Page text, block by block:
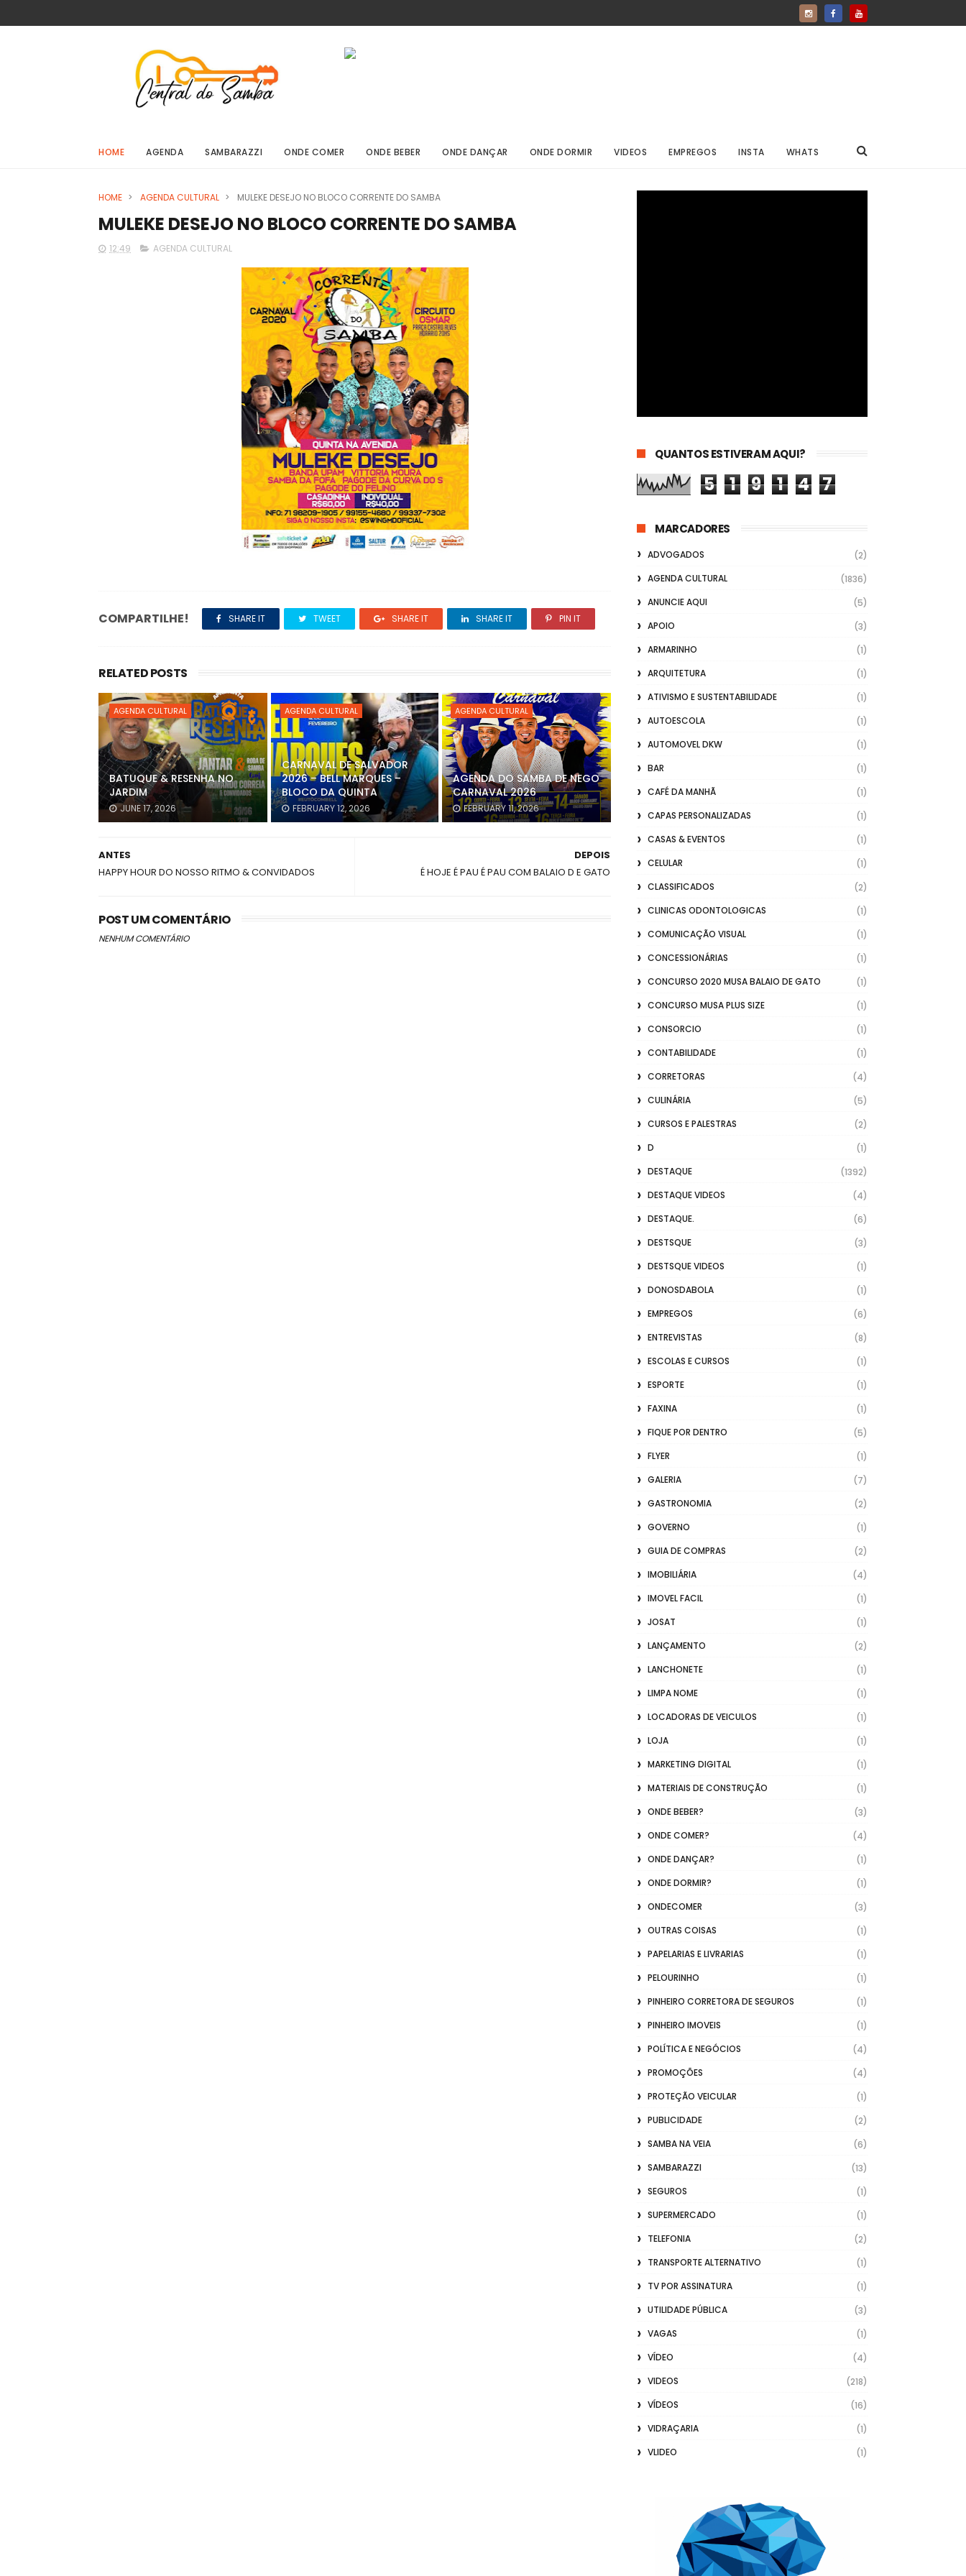
HOME AGENDA SAMBARAZZI ONDE COMER ONDE BEBER ONDE DANÇAR ONDE DORMIR VIDEOS EMPREGOS INSTA WHATS
HOME > AGENDA CULTURAL > MULEKE DESEJO NO BLOCO CORRENTE DO SAMBA
MULEKE DESEJO NO BLOCO CORRENTE DO SAMBA
12:49 AGENDA CULTURAL
COMPARTILHE! SHARE IT TWEET SHARE IT SHARE IT PIN IT
RELATED POSTS
AGENDA CULTURAL
BATUQUE & RESENHA NO
JARDIM
JUNE 17, 2026
AGENDA CULTURAL
CARNAVAL DE SALVADOR
2026 – BELL MARQUES –
BLOCO DA QUINTA
FEBRUARY 12, 2026
AGENDA CULTURAL
AGENDA DO SAMBA DE NEGO
CARNAVAL 2026
FEBRUARY 11, 2026
DEPOIS
É HOJE É PAU É PAU COM BALAIO D E GATO
ANTES
HAPPY HOUR DO NOSSO RITMO & CONVIDADOS
POST UM COMENTÁRIO
NENHUM COMENTÁRIO
QUANTOS ESTIVERAM AQUI?
5 1 9 1 4 7
MARCADORES
ADVOGADOS
(2)
AGENDA CULTURAL
(1836)
ANUNCIE AQUI
(5)
APOIO
(3)
ARMARINHO
(1)
ARQUITETURA
(1)
ATIVISMO E SUSTENTABILIDADE
(1)
AUTOESCOLA
(1)
AUTOMOVEL DKW
(1)
BAR
(1)
CAFÉ DA MANHÃ
(1)
CAPAS PERSONALIZADAS
(1)
CASAS & EVENTOS
(1)
CELULAR
(1)
CLASSIFICADOS
(2)
CLINICAS ODONTOLOGICAS
(1)
COMUNICAÇÃO VISUAL
(1)
CONCESSIONÁRIAS
(1)
CONCURSO 2020 MUSA BALAIO DE GATO
(1)
CONCURSO MUSA PLUS SIZE
(1)
CONSORCIO
(1)
CONTABILIDADE
(1)
CORRETORAS
(4)
CULINÁRIA
(5)
CURSOS E PALESTRAS
(2)
D
(1)
DESTAQUE
(1392)
DESTAQUE VIDEOS
(4)
DESTAQUE.
(6)
DESTSQUE
(3)
DESTSQUE VIDEOS
(1)
DONOSDABOLA
(1)
EMPREGOS
(6)
ENTREVISTAS
(8)
ESCOLAS E CURSOS
(1)
ESPORTE
(1)
FAXINA
(1)
FIQUE POR DENTRO
(5)
FLYER
(1)
GALERIA
(7)
GASTRONOMIA
(2)
GOVERNO
(1)
GUIA DE COMPRAS
(2)
IMOBILIÁRIA
(4)
IMOVEL FACIL
(1)
JOSAT
(1)
LANÇAMENTO
(2)
LANCHONETE
(1)
LIMPA NOME
(1)
LOCADORAS DE VEICULOS
(1)
LOJA
(1)
MARKETING DIGITAL
(1)
MATERIAIS DE CONSTRUÇÃO
(1)
ONDE BEBER?
(3)
ONDE COMER?
(4)
ONDE DANÇAR?
(1)
ONDE DORMIR?
(1)
ONDECOMER
(3)
OUTRAS COISAS
(1)
PAPELARIAS E LIVRARIAS
(1)
PELOURINHO
(1)
PINHEIRO CORRETORA DE SEGUROS
(1)
PINHEIRO IMOVEIS
(1)
POLÍTICA E NEGÓCIOS
(4)
PROMOÇÕES
(4)
PROTEÇÃO VEICULAR
(1)
PUBLICIDADE
(2)
SAMBA NA VEIA
(6)
SAMBARAZZI
(13)
SEGUROS
(1)
SUPERMERCADO
(1)
TELEFONIA
(2)
TRANSPORTE ALTERNATIVO
(1)
TV POR ASSINATURA
(1)
UTILIDADE PÚBLICA
(3)
VAGAS
(1)
VÍDEO
(4)
VIDEOS
(218)
VÍDEOS
(16)
VIDRAÇARIA
(1)
VLIDEO
(1)